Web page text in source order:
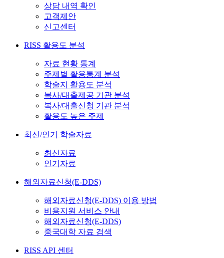
상담 내역 확인
고객제안
신고센터
RISS 활용도 분석
자료 현황 통계
주제별 활용통계 분석
학술지 활용도 분석
복사/대출제공 기관 분석
복사/대출신청 기관 분석
활용도 높은 주제
최신/인기 학술자료
최신자료
인기자료
해외자료신청(E-DDS)
해외자료신청(E-DDS) 이용 방법
비용지원 서비스 안내
해외자료신청(E-DDS)
중국대학 자료 검색
RISS API 센터